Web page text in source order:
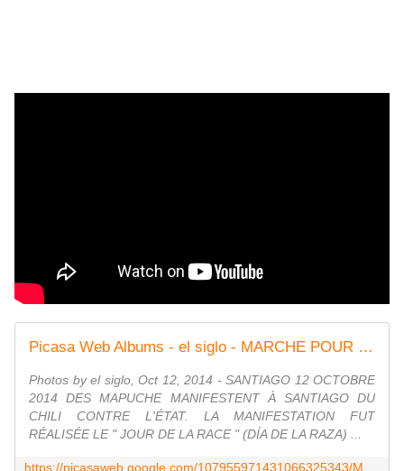
Picasa Web Albums - el siglo - MARCHE POUR L...
Photos by el siglo, Oct 12, 2014 - SANTIAGO 12 OCTOBRE
2014 DES MAPUCHE MANIFESTENT À SANTIAGO DU
CHILI CONTRE L'ÉTAT. LA MANIFESTATION FUT
RÉALISÉE LE " JOUR DE LA RACE " (DÍA DE LA RAZA) ...